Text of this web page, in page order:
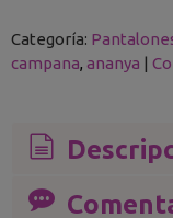
Categoría:
campana ananya |